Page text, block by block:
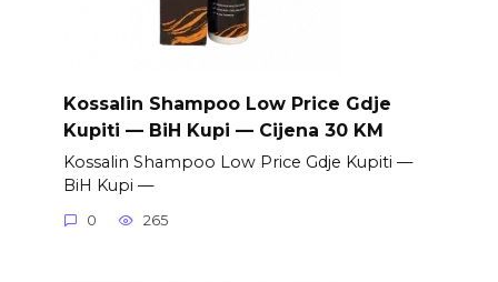
Kossalin Shampoo Low Price Gdje
Kupiti — BiH Kupi — Cijena 30 KM
Kossalin Shampoo Low Price Gdje Kupiti —
BiH Kupi —
0 265